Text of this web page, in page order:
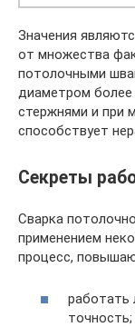
Значения
от множества
потолочными
диаметром
стержнями и при
способствует
Секреты
Сварка
применением
процесс,
работать
точность;